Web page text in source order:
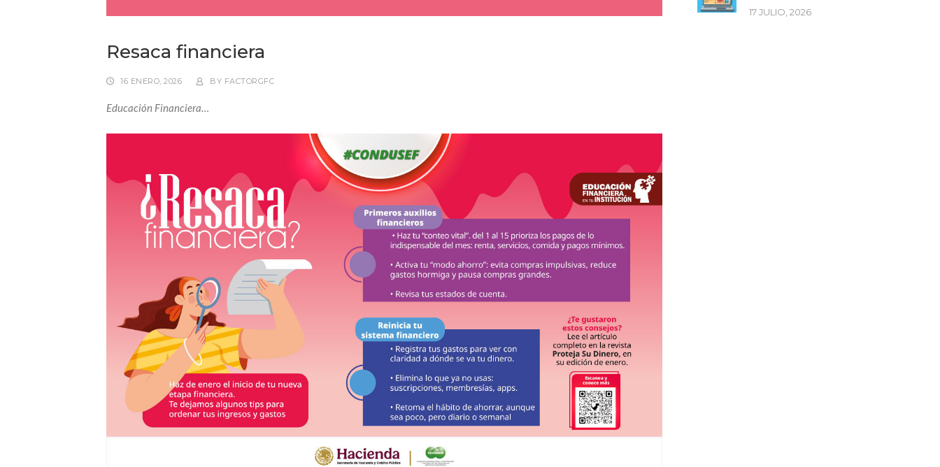
Resaca financiera
16 ENERO, 2026 BY FACTORGFC
Educación Financiera…
17 JULIO, 2026